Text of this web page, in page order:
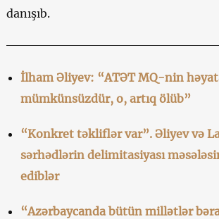
danışıb.
İlham Əliyev: “ATƏT MQ-nin
mümkünsüzdür, o, artıq ölüb”
“Konkret təkliflər var”. Əliyev və
sərhədlərin delimitasiyası
ediblər
“Azərbaycanda bütün millətlər